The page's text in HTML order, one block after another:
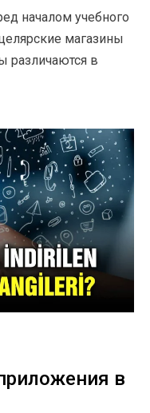
началом учебного
магазины
различаются в
в